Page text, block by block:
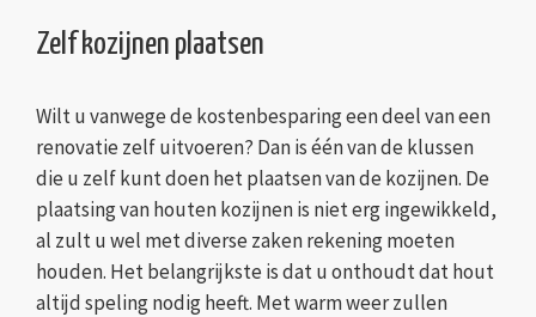
Zelf kozijnen plaatsen
Wilt u vanwege de kostenbesparing een deel van een
renovatie zelf uitvoeren? Dan is één van de klussen
die u zelf kunt doen het plaatsen van de kozijnen. De
plaatsing van houten kozijnen is niet erg ingewikkeld,
al zult u wel met diverse zaken rekening moeten
houden. Het belangrijkste is dat u onthoudt dat hout
altijd speling nodig heeft. Met warm weer zullen